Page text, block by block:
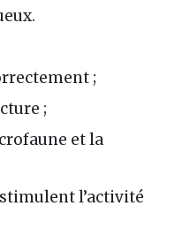
;
;
et la
l’activité